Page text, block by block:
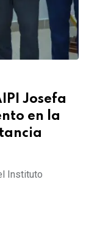
Josefa
en la
Instituto